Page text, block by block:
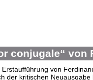
conjugale“ von
Erstaufführung von
der kritischen